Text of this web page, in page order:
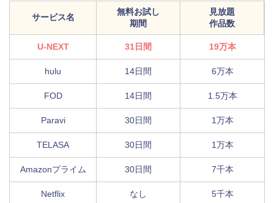
サービス名
無料お試し
期間
見放題
作品数
U-NEXT 31日間 19万本
hulu 14日間 6万本
FOD 14日間 1.5万本
Paravi 30日間 1万本
TELASA 30日間 1万本
Amazonプライム 30日間 7千本
Netflix なし 5千本